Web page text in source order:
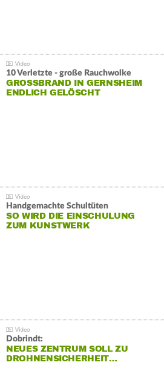
10 Verletzte - große Rauchwolke
GROSSBRAND IN GERNSHEIM E
NDLICH GELÖSCHT
Handgemachte Schultüten
SO WIRD DIE EINSCHULUNG
ZUM KUNSTWERK
Dobrindt:
NEUES ZENTRUM SOLL ZU
DROHNENSICHERHEIT…